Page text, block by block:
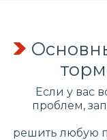
Если у вас
проблем,
решить любую